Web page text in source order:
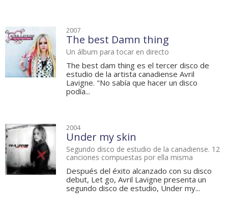
2007
The best Damn thing
Un álbum para tocar en directo
The best dam thing es el tercer disco de
estudio de la artista canadiense Avril
Lavigne. "No sabía que hacer un disco
podía...
2004
Under my skin
Segundo disco de estudio de la canadiense. 12
canciones compuestas por ella misma
Después del éxito alcanzado con su disco
debut, Let go, Avril Lavigne presenta un
segundo disco de estudio, Under my...